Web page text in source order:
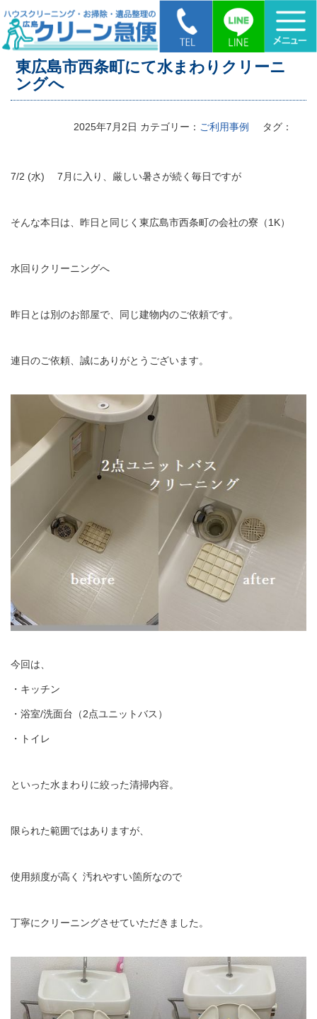
HOME > 東広島市西条町にて水まわりクリーニングへ
東広島市西条町にて水まわりクリーニ
ングへ
2025年7月2日 カテゴリー： ご利用事例 タグ：
7/2 (水) 7月に入り、厳しい暑さが続く毎日ですが
そんな本日は、昨日と同じく東広島市西条町の会社の寮（1K）
水回りクリーニングへ
昨日とは別のお部屋で、同じ建物内のご依頼です。
連日のご依頼、誠にありがとうございます。
今回は、
・キッチン
・浴室/洗面台（2点ユニットバス）
・トイレ
といった水まわりに絞った清掃内容。
限られた範囲ではありますが、
使用頻度が高く 汚れやすい箇所なので
丁寧にクリーニングさせていただきました。